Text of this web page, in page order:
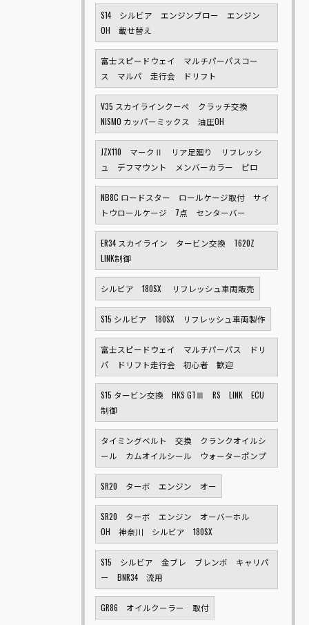
S14 シルビア エンジンブロー エンジン
OH 載せ替え
富士スピードウェイ マルチパーパスコー
ス マルパ 走行会 ドリフト
V35 スカイラインクーペ クラッチ交換
NISMO カッパーミックス 油圧OH
JZX110 マークⅡ リア足廻り リフレッシ
ュ デフマウント メンバーカラー ピロ
NB8C ロードスター ロールケージ取付 サイ
トウロールケージ 7点 センターバー
ER34 スカイライン タービン交換 T620Z
LINK制御
シルビア 180SX リフレッシュ車両販売
S15 シルビア 180SX リフレッシュ車両製作
富士スピードウェイ マルチパーパス ドリ
パ ドリフト走行会 初心者 歓迎
S15 タービン交換 HKS GTⅢ RS LINK ECU
制御
タイミングベルト 交換 クランクオイルシ
ール カムオイルシール ウォーターポンプ
SR20 ターボ エンジン オー
SR20 ターボ エンジン オーバーホル
OH 神奈川 シルビア 180SX
S15 シルビア 金ブレ ブレンボ キャリパ
ー BNR34 流用
GR86 オイルクーラー 取付